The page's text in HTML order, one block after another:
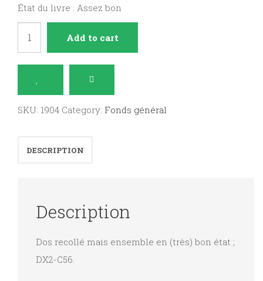
État du livre : Assez bon
für
20,
quantity
Add to cart
SKU: 1904 Category: Fonds général
DESCRIPTION
Description
Dos recollé mais ensemble en (très) bon état ;
DX2-C56.